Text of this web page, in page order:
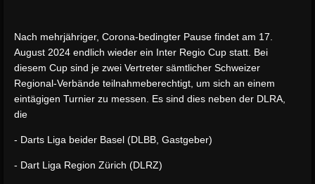
Nach mehrjähriger, Corona-bedingter Pause findet am 17.
August 2024 endlich wieder ein Inter Regio Cup statt. Bei
diesem Cup sind je zwei Vertreter sämtlicher Schweizer
Regional-Verbände teilnahmeberechtigt, um sich an einem
eintägigen Turnier zu messen. Es sind dies neben der DLRA,
die
- Darts Liga beider Basel (DLBB, Gastgeber)
- Dart Liga Region Zürich (DLRZ)